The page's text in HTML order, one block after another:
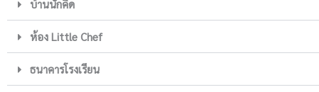
บ้านนักคิด
ห้อง Little Chef
ธนาคารโรงเรียน